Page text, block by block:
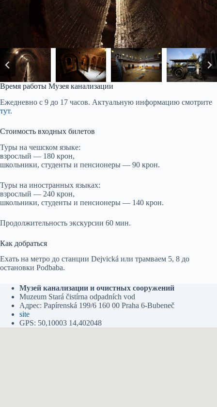
Время работы Музея канализации
Ежедневно с 9 до 17 часов. Актуальную информацию смотрите
тут.
Стоимость входных билетов
Туры на чешском языке:
взрослый — 180 крон,
школьники, студенты и пенсионеры — 90 крон.
Туры на иностранных языках:
взрослый — 240 крон,
школьники, студенты и пенсионеры — 140 крон.
Продолжительность экскурсии 60 мин.
Как добраться
Ехать на метро до станции Dejvická или трамваем 5, 8 до
остановки Podbaba.
Музей канализации и очистных сооружений
Muzeum Stará čistírna odpadních vod
Адрес: Papírenská 199/6 160 00 Praha 6-Bubeneč
site
GPS: 50,10003 14,402048